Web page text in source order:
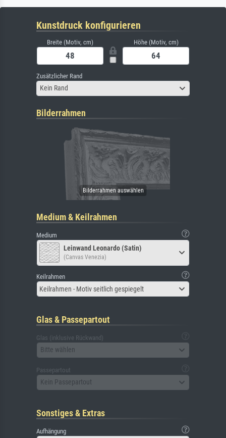
Kunstdruck konfigurieren
Breite (Motiv, cm) Höhe (Motiv, cm)
Zusätzlicher Rand
Kein Rand
Bilderrahmen
Medium & Keilrahmen
Medium
Leinwand Leonardo (Satin)
(Canvas Venezia)
Keilrahmen
Keilrahmen - Motiv seitlich gespiegelt
Glas & Passepartout
Glas (inklusive Rückwand)
Bitte wählen
Passepartout
Kein Passepartout
Sonstiges & Extras
Aufhängung